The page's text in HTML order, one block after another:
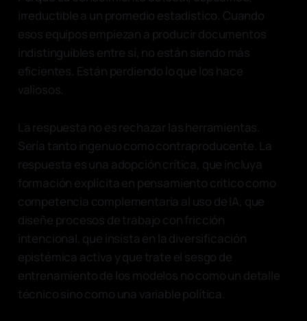
irreductible a un promedio estadístico. Cuando
esos equipos empiezan a producir documentos
indistinguibles entre sí, no están siendo más
eficientes. Están perdiendo lo que los hace
valiosos.
La respuesta no es rechazar las herramientas.
Sería tanto ingenuo como contraproducente. La
respuesta es una adopción crítica, que incluya
formación explícita en pensamiento crítico como
competencia complementaria al uso de IA, que
diseñe procesos de trabajo con fricción
intencional, que insista en la diversificación
epistémica activa y que trate el sesgo de
entrenamiento de los modelos no como un detalle
técnico sino como una variable política.